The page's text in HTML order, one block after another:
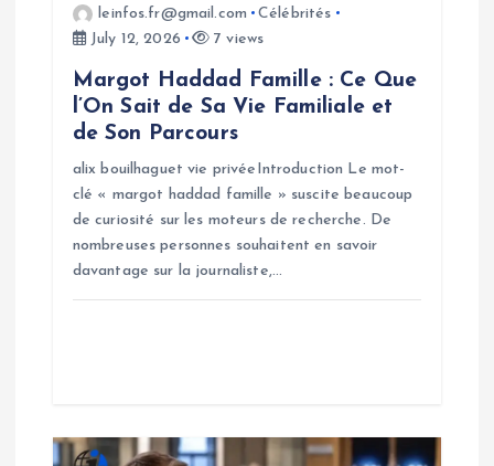
leinfos.fr@gmail.com
Célébrités
July 12, 2026
7 views
Margot Haddad Famille : Ce Que
l’On Sait de Sa Vie Familiale et
de Son Parcours
alix bouilhaguet vie privéeIntroduction Le mot-
clé « margot haddad famille » suscite beaucoup
de curiosité sur les moteurs de recherche. De
nombreuses personnes souhaitent en savoir
davantage sur la journaliste,…